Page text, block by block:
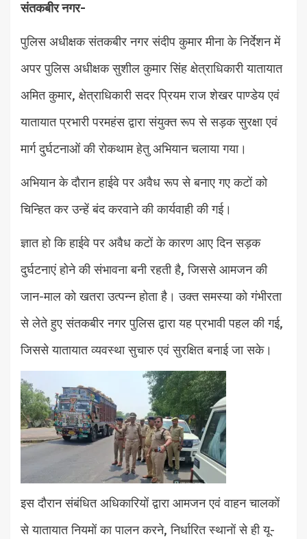
संतकबीर नगर-
पुलिस अधीक्षक संतकबीर नगर संदीप कुमार मीना के निर्देशन में
अपर पुलिस अधीक्षक सुशील कुमार सिंह क्षेत्राधिकारी यातायात
अमित कुमार, क्षेत्राधिकारी सदर प्रियम राज शेखर पाण्डेय एवं
यातायात प्रभारी परमहंस द्वारा संयुक्त रूप से सड़क सुरक्षा एवं
मार्ग दुर्घटनाओं की रोकथाम हेतु अभियान चलाया गया।
अभियान के दौरान हाईवे पर अवैध रूप से बनाए गए कटों को
चिन्हित कर उन्हें बंद करवाने की कार्यवाही की गई।
ज्ञात हो कि हाईवे पर अवैध कटों के कारण आए दिन सड़क
दुर्घटनाएं होने की संभावना बनी रहती है, जिससे आमजन की
जान-माल को खतरा उत्पन्न होता है। उक्त समस्या को गंभीरता
से लेते हुए संतकबीर नगर पुलिस द्वारा यह प्रभावी पहल की गई,
जिससे यातायात व्यवस्था सुचारु एवं सुरक्षित बनाई जा सके।
इस दौरान संबंधित अधिकारियों द्वारा आमजन एवं वाहन चालकों
से यातायात नियमों का पालन करने, निर्धारित स्थानों से ही यू-